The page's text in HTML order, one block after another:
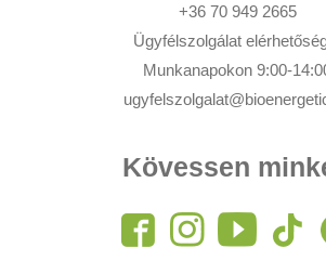
+36 70 949 2665
Ügyfélszolgálat
Munkanapokon 9:00-
Kövessen